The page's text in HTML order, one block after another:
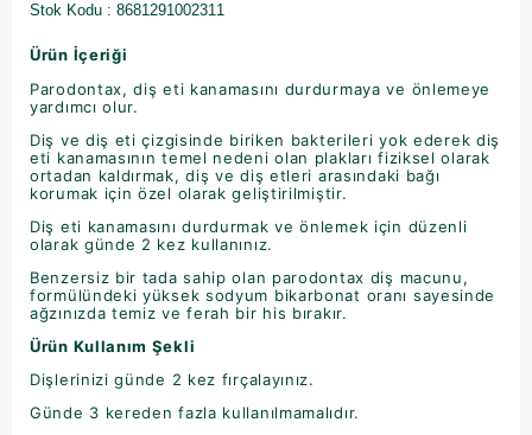
Stok Kodu
8681291002311
Ürün İçeriği
Parodontax, diş eti kanamasını durdurmaya ve önlemeye
yardımcı olur.
Diş ve diş eti çizgisinde biriken bakterileri yok ederek diş
eti kanamasının temel nedeni olan plakları fiziksel olarak
ortadan kaldırmak, diş ve diş etleri arasındaki bağı
korumak için özel olarak geliştirilmiştir.
Diş eti kanamasını durdurmak ve önlemek için düzenli
olarak günde 2 kez kullanınız.
Benzersiz bir tada sahip olan parodontax diş macunu,
formülündeki yüksek sodyum bikarbonat oranı sayesinde
ağzınızda temiz ve ferah bir his bırakır.
Ürün Kullanım Şekli
Dişlerinizi günde 2 kez fırçalayınız.
Günde 3 kereden fazla kullanılmamalıdır.